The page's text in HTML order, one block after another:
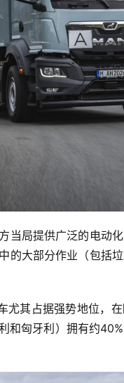
局提供广泛的电动
的大部分作业（包括
其占据强势地位，在
和匈牙利）拥有约